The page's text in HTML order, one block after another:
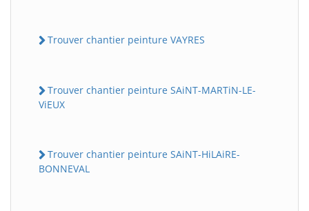
Trouver chantier peinture VAYRES
Trouver chantier peinture SAiNT-MARTiN-LE-
ViEUX
Trouver chantier peinture SAiNT-HiLAiRE-
BONNEVAL